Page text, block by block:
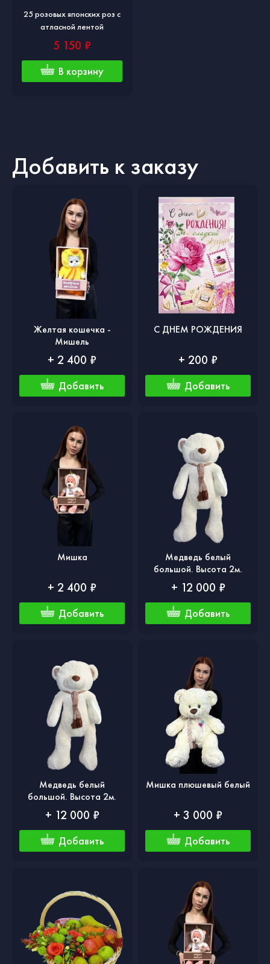
25 розовых японских роз с
атласной лентой
5 150 ₽
В корзину
Добавить к заказу
Желтая кошечка -
Мишель
+ 2 400 ₽
Добавить
С ДНЕМ РОЖДЕНИЯ
+ 200 ₽
Добавить
Мишка
+ 2 400 ₽
Добавить
Медведь белый
большой. Высота 2м.
+ 12 000 ₽
Добавить
Медведь белый
большой. Высота 2м.
+ 12 000 ₽
Добавить
Мишка плюшевый белый
+ 3 000 ₽
Добавить